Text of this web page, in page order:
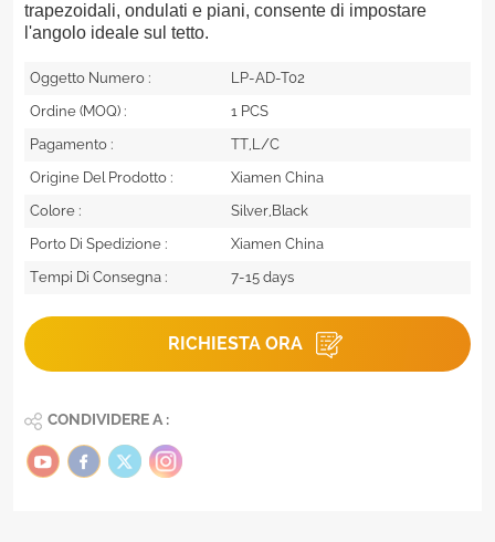
trapezoidali, ondulati e piani, consente di impostare
l'angolo ideale sul tetto.
Oggetto Numero :
LP-AD-T02
Ordine (MOQ) :
1 PCS
Pagamento :
TT,L/C
Origine Del Prodotto :
Xiamen China
Colore :
Silver,Black
Porto Di Spedizione :
Xiamen China
Tempi Di Consegna :
7-15 days
RICHIESTA ORA
CONDIVIDERE A :